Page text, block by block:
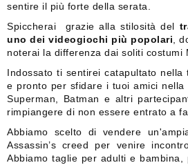
sentire il più forte della serata.
Spiccherai grazie alla stilosità del
uno dei videogiochi più popolari ,
noterai la differenza dai soliti costumi
Indossato ti sentirei catapultato nella
e pronto per sfidare i tuoi amici
Superman, Batman e altri
rimpiangere di non essere entrato a
Abbiamo scelto di vendere
Assassin’s creed per venire
Abbiamo taglie per adulti e bambina,